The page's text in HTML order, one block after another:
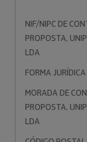
NIF/NIPC DE
PROPOSTA,
LDA
FORMA JURÍDICA
MORADA DE
PROPOSTA,
LDA